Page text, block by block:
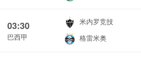
03:30
巴西甲
米内罗竞技
格雷米奥